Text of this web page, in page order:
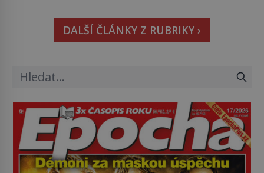
i bude chutnat, ovšem měl by ji mít jen jako
občasný pamlsek. […]DALŠÍ ČLÁNKY Z RUBRIKY ›